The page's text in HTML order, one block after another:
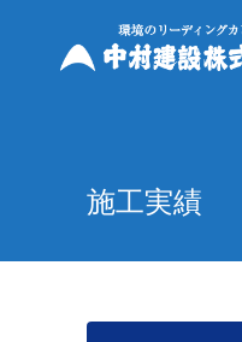
施工実績